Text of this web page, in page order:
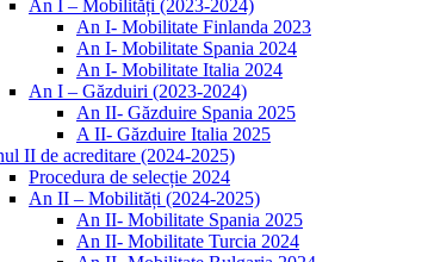
An I – Mobilități (2023-2024)
An I- Mobilitate Finlanda 2023
An I- Mobilitate Spania 2024
An I- Mobilitate Italia 2024
An I – Găzduiri (2023-2024)
An II- Găzduire Spania 2025
A II- Găzduire Italia 2025
II de acreditare (2024-2025)
Procedura de selecție 2024
An II – Mobilități (2024-2025)
An II- Mobilitate Spania 2025
An II- Mobilitate Turcia 2024